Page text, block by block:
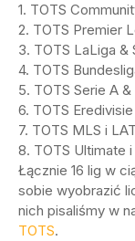
1. TOTS
2. TOTS Premier
3. TOTS LaLiga &
4. TOTS
5. TOTS Serie A &
6. TOTS
7. TOTS MLS i
8. TOTS Ultimate
Łącznie 16 lig w
sobie wyobrazić
nich pisaliśmy w
TOTS.